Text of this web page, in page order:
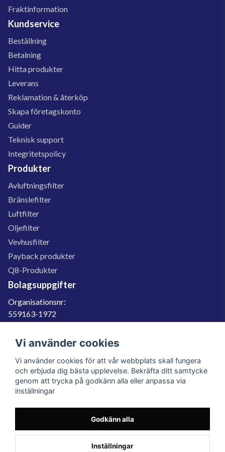
Fraktinformation
Kundservice
Beställning
Betalning
Hitta produkter
Leverans
Reklamation & återköp
Skapa företagskonto
Guider
Teknisk support
Integritetspolicy
Produkter
Avluftningsfilter
Bränslefilter
Luftfilter
Oljefilter
Vevhusfilter
Payback produkter
Q8-Produkter
Bolagsuppgifter
Organisationsnr:
559163-1972
SE559163197201
060-566 800
info@filter.se
559163-1972
© 2023 Filter.se, All rights reserved.
Vi använder cookies
Vi använder cookies för att vår webbplats skall fungera
och erbjuda dig bästa upplevelse. Bekräfta ditt samtycke
genom att trycka på godkänn alla eller anpassa via
inställningar
Godkänn alla
Inställningar